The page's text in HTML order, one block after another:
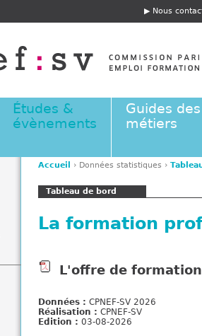
E
t
ê
e
Nous
Études &
évènements
Guides des
métiers
s
e
i
c
i
Accueil › Données statistiques ›
Tableau de bord
La formation
L'offre de
Données : CPNEF-SV 2026
Réalisation : CPNEF-SV
Edition : 03-08-2026